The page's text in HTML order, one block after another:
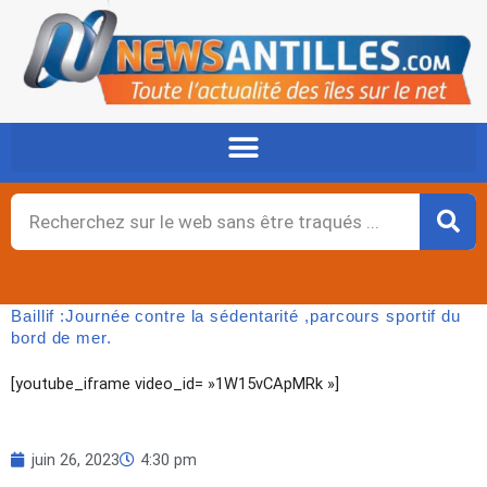
contenu
Rechercher
Baillif :Journée contre la sédentarité ,parcours sportif du
bord de mer.
[youtube_iframe video_id= »1W15vCApMRk »]
juin 26, 2023 4:30 pm